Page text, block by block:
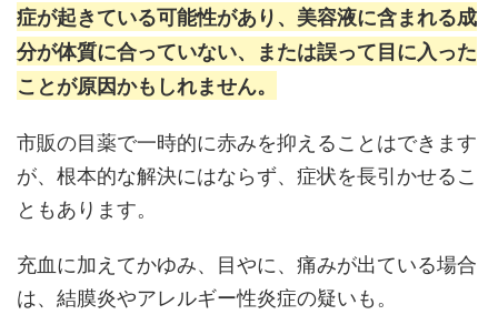
症が起きている可能性があり、美容液に含まれる成
分が体質に合っていない、または誤って目に入った
ことが原因かもしれません。
市販の目薬で一時的に赤みを抑えることはできます
が、根本的な解決にはならず、症状を長引かせるこ
ともあります。
充血に加えてかゆみ、目やに、痛みが出ている場合
は、結膜炎やアレルギー性炎症の疑いも。